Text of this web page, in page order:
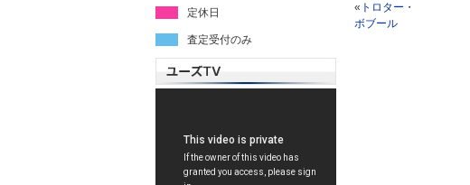
« トロター・
ボブール
定休日
査定受付のみ